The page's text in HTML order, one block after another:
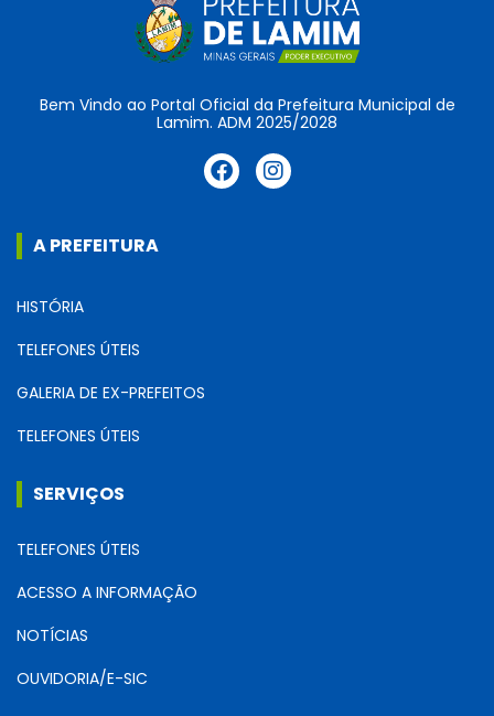
Bem Vindo ao Portal Oficial da Prefeitura Municipal de
Lamim. ADM 2025/2028
A PREFEITURA
HISTÓRIA
TELEFONES ÚTEIS
GALERIA DE EX-PREFEITOS
TELEFONES ÚTEIS
SERVIÇOS
TELEFONES ÚTEIS
ACESSO A INFORMAÇÃO
NOTÍCIAS
OUVIDORIA/E-SIC